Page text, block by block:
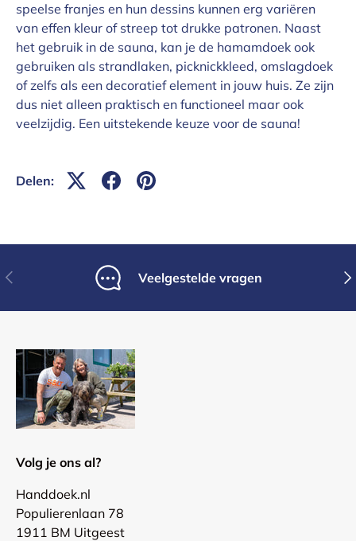
speelse franjes en hun dessins kunnen erg variëren
van effen kleur of streep tot drukke patronen. Naast
het gebruik in de sauna, kan je de hamamdoek ook
gebruiken als strandlaken, picknickkleed, omslagdoek
of zelfs als een decoratief element in jouw huis. Ze zijn
dus niet alleen praktisch en functioneel maar ook
veelzijdig. Een uitstekende keuze voor de sauna!
Delen:
Vorige Veelgestelde vragen
Volg je ons al?
Handdoek.nl
Populierenlaan 78
1911 BM Uitgeest